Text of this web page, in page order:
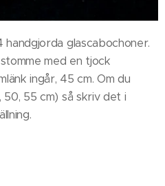
handgjorda glascabochoner.
med en tjock
ingår, 45 cm. Om du
50, 55 cm) så skriv det i